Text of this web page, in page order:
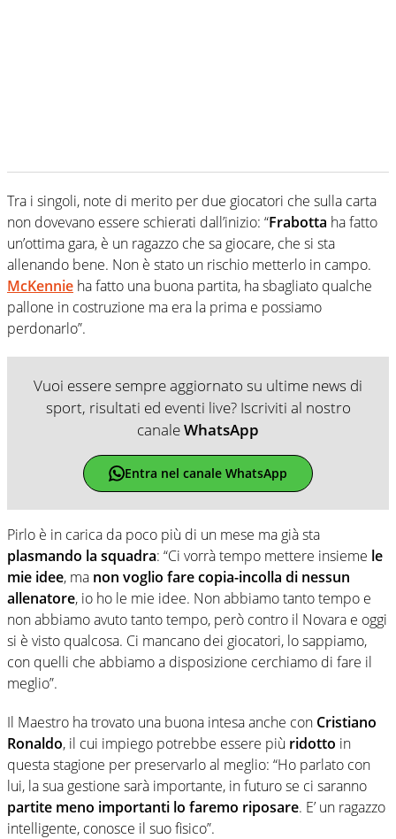
Tra i singoli, note di merito per due giocatori che sulla carta
non dovevano essere schierati dall’inizio: “Frabotta ha fatto
un’ottima gara, è un ragazzo che sa giocare, che si sta
allenando bene. Non è stato un rischio metterlo in campo.
McKennie ha fatto una buona partita, ha sbagliato qualche
pallone in costruzione ma era la prima e possiamo
perdonarlo”.
Vuoi essere sempre aggiornato su ultime news di
sport, risultati ed eventi live? Iscriviti al nostro
canaleWhatsApp
Entra nel canale WhatsApp
Pirlo è in carica da poco più di un mese ma già sta
plasmando la squadra: “Ci vorrà tempo mettere insieme le
mie idee, ma non voglio fare copia-incolla di nessun
allenatore, io ho le mie idee. Non abbiamo tanto tempo e
non abbiamo avuto tanto tempo, però contro il Novara e oggi
si è visto qualcosa. Ci mancano dei giocatori, lo sappiamo,
con quelli che abbiamo a disposizione cerchiamo di fare il
meglio”.
Il Maestro ha trovato una buona intesa anche con Cristiano
Ronaldo, il cui impiego potrebbe essere più ridotto in
questa stagione per preservarlo al meglio: “Ho parlato con
lui, la sua gestione sarà importante, in futuro se ci saranno
partite meno importanti lo faremo riposare. E’ un ragazzo
intelligente, conosce il suo fisico”.